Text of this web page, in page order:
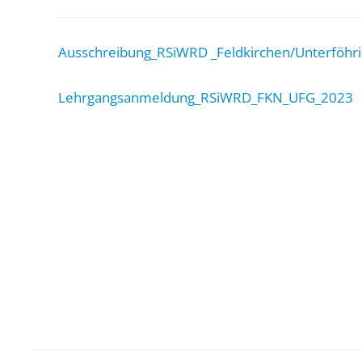
Ausschreibung_RSiWRD _Feldkirchen/
Lehrgangsanmeldung_RSiWRD_FKN_UFG_2023